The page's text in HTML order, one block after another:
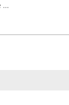
...